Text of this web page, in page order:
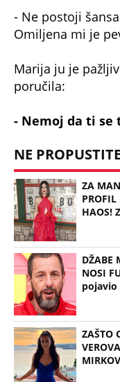
- Ne postoji
Omiljena mi je
Marija ju je
poručila:
- Nemoj da ti se
NE PROPUSTITE
ZA
HAOS!
DŽABE
NOSI
pojavio
ZAŠTO